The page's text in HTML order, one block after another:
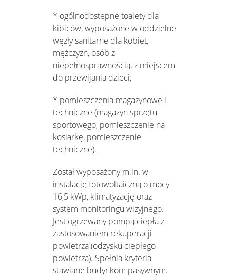
* ogólnodostępne toalety dla
kibiców, wyposażone w oddzielne
węzły sanitarne dla kobiet,
mężczyzn, osób z
niepełnosprawnością, z miejscem
do przewijania dzieci;
* pomieszczenia magazynowe i
techniczne (magazyn sprzętu
sportowego, pomieszczenie na
kosiarkę, pomieszczenie
techniczne).
Został wyposażony m.in. w
instalację fotowoltaiczną o mocy
16,5 kWp, klimatyzację oraz
system monitoringu wizyjnego.
Jest ogrzewany pompą ciepła z
zastosowaniem rekuperacji
powietrza (odzysku ciepłego
powietrza). Spełnia kryteria
stawiane budynkom pasywnym.